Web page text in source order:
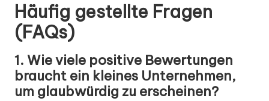
Häufig gestellte Fragen
(FAQs)
1. Wie viele positive Bewertungen
braucht ein kleines Unternehmen,
um glaubwürdig zu erscheinen?